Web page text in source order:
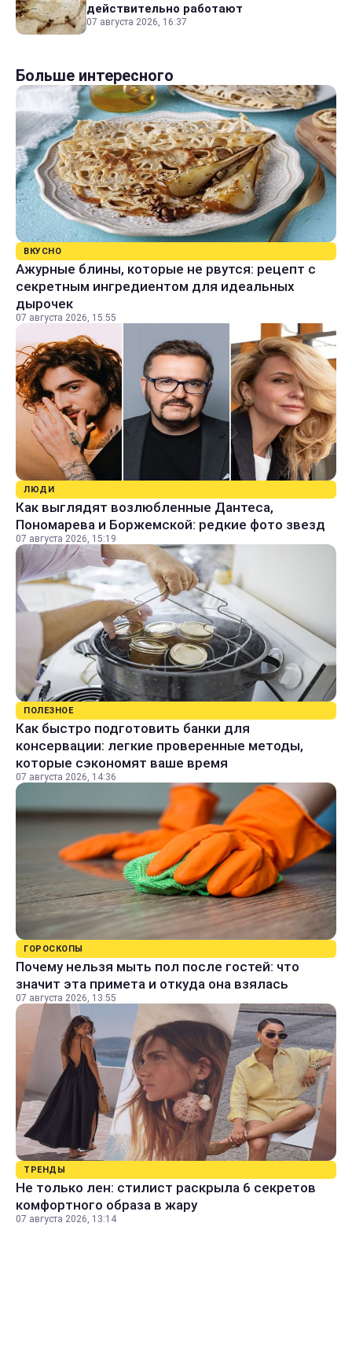
действительно работают
07 августа 2026, 16:37
Больше интересного
ВКУСНО
Ажурные блины, которые не рвутся: рецепт с
секретным ингредиентом для идеальных
дырочек
07 августа 2026, 15:55
ЛЮДИ
Как выглядят возлюбленные Дантеса,
Пономарева и Боржемской: редкие фото звезд
07 августа 2026, 15:19
ПОЛЕЗНОЕ
Как быстро подготовить банки для
консервации: легкие проверенные методы,
которые сэкономят ваше время
07 августа 2026, 14:36
ГОРОСКОПЫ
Почему нельзя мыть пол после гостей: что
значит эта примета и откуда она взялась
07 августа 2026, 13:55
ТРЕНДЫ
Не только лен: стилист раскрыла 6 секретов
комфортного образа в жару
07 августа 2026, 13:14